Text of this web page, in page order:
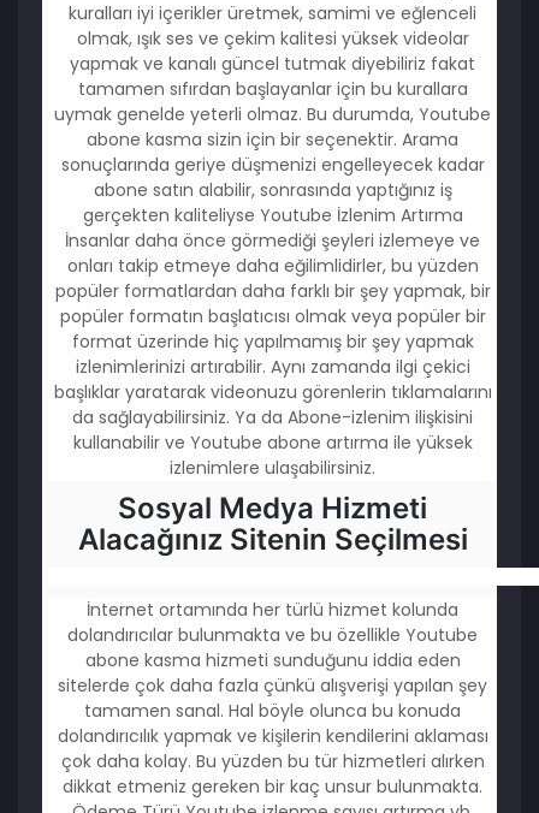
kuralları iyi içerikler üretmek, samimi ve eğlenceli
olmak, ışık ses ve çekim kalitesi yüksek videolar
yapmak ve kanalı güncel tutmak diyebiliriz fakat
tamamen sıfırdan başlayanlar için bu kurallara
uymak genelde yeterli olmaz. Bu durumda, Youtube
abone kasma sizin için bir seçenektir. Arama
sonuçlarında geriye düşmenizi engelleyecek kadar
abone satın alabilir, sonrasında yaptığınız iş
gerçekten kaliteliyse Youtube İzlenim Artırma
İnsanlar daha önce görmediği şeyleri izlemeye ve
onları takip etmeye daha eğilimlidirler, bu yüzden
popüler formatlardan daha farklı bir şey yapmak, bir
popüler formatın başlatıcısı olmak veya popüler bir
format üzerinde hiç yapılmamış bir şey yapmak
izlenimlerinizi artırabilir. Aynı zamanda ilgi çekici
başlıklar yaratarak videonuzu görenlerin tıklamalarını
da sağlayabilirsiniz. Ya da Abone-izlenim ilişkisini
kullanabilir ve Youtube abone artırma ile yüksek
izlenimlere ulaşabilirsiniz.
Sosyal Medya Hizmeti
Alacağınız Sitenin Seçilmesi
İnternet ortamında her türlü hizmet kolunda
dolandırıcılar bulunmakta ve bu özellikle Youtube
abone kasma hizmeti sunduğunu iddia eden
sitelerde çok daha fazla çünkü alışverişi yapılan şey
tamamen sanal. Hal böyle olunca bu konuda
dolandırıcılık yapmak ve kişilerin kendilerini aklaması
çok daha kolay. Bu yüzden bu tür hizmetleri alırken
dikkat etmeniz gereken bir kaç unsur bulunmakta.